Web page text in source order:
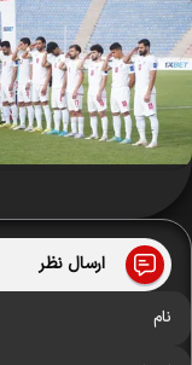
ارسال نظر